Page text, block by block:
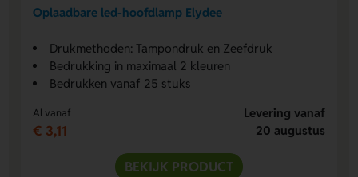
Oplaadbare led-hoofdlamp Elydee
Drukmethoden: Tampondruk en Zeefdruk
Bedrukking in maximaal 2 kleuren
Bedrukken vanaf 25 stuks
Al vanaf
€ 3,11
Levering vanaf
20 augustus
BEKIJK PRODUCT